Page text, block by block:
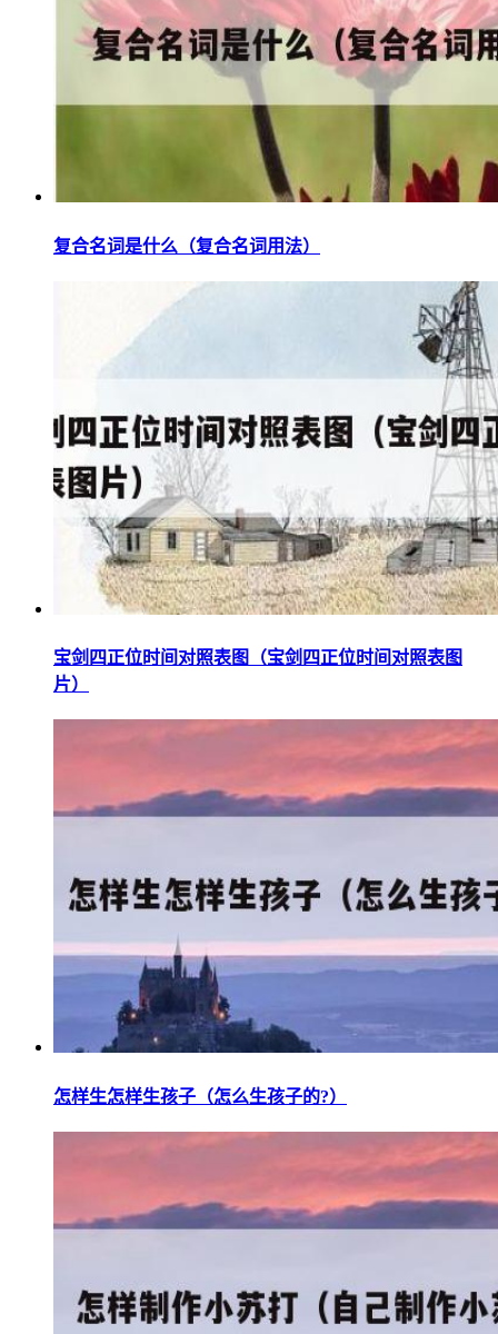
复合名词是什么（复合名词用法）
宝剑四正位时间对照表图（宝剑四正位时间对照表图
片）
怎样生怎样生孩子（怎么生孩子的?）